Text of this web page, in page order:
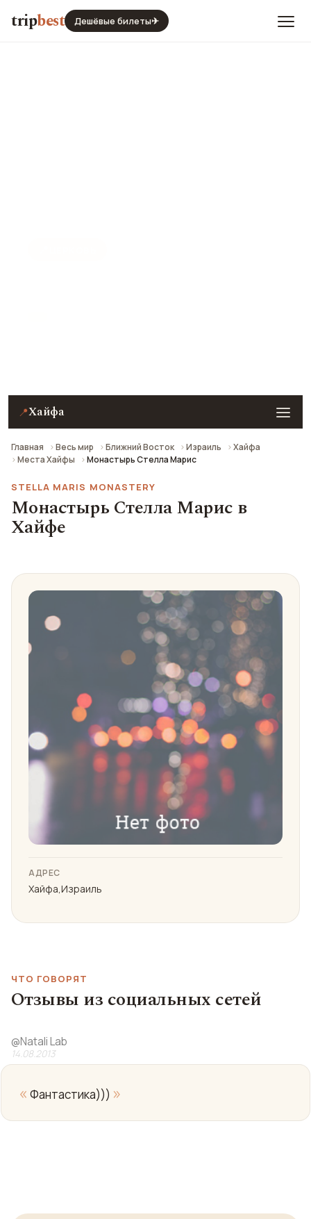
tripbest Дешёвые билеты✈
📍Хайфа
Главная Весь мир Ближний Восток Израиль
Хайфа
Места Хайфы
Монастырь Стелла Марис
STELLA MARIS MONASTERY
Монастырь Стелла Марис в
Хайфе
АДРЕС
Хайфа,Израиль
ЧТО ГОВОРЯТ
Отзывы из социальных сетей
@Natali Lab
14.08.2013
« Фантастика))) »